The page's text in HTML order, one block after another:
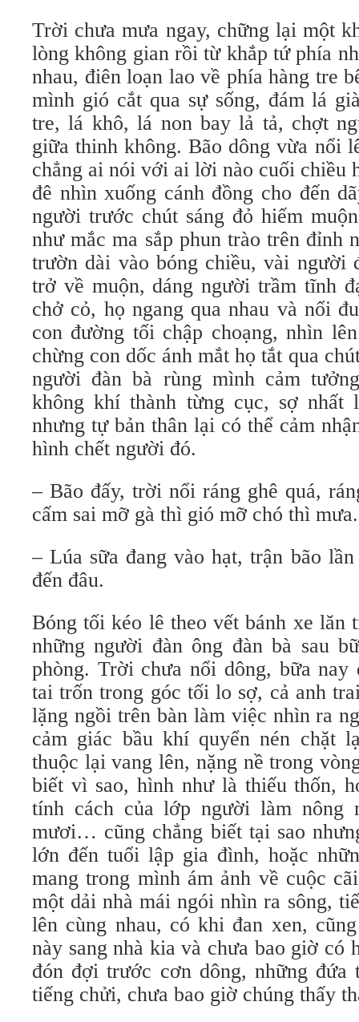
Trời chưa mưa ngay, chững lại một
lòng không gian rồi từ khắp tứ phía
nhau, điên loạn lao về phía hàng tre
mình gió cắt qua sự sống, đám lá
tre, lá khô, lá non bay lả tả, chợt
giữa thinh không. Bão dông vừa nổi
chẳng ai nói với ai lời nào cuối chiều
đê nhìn xuống cánh đồng cho đến
người trước chút sáng đỏ hiếm
như mắc ma sắp phun trào trên đỉnh
trườn dài vào bóng chiều, vài người
trở về muộn, dáng người trầm tĩnh
chở cỏ, họ ngang qua nhau và nối
con đường tối chập choạng, nhìn
chừng con dốc ánh mắt họ tắt qua
người đàn bà rùng mình cảm
không khí thành từng cục, sợ
nhưng tự bản thân lại có thể cảm
hình chết người đó.
– Bão đấy, trời nổi ráng ghê quá,
cấm sai mỡ gà thì gió mỡ chó thì mưa.
– Lúa sữa đang vào hạt, trận bão
đến đâu.
Bóng tối kéo lê theo vết bánh xe lăn
những người đàn ông đàn bà sau
phòng. Trời chưa nổi dông, bữa
tai trốn trong góc tối lo sợ, cả anh
lặng ngồi trên bàn làm việc nhìn ra
cảm giác bầu khí quyển nén chặt
thuộc lại vang lên, nặng nề trong
biết vì sao, hình như là thiếu thốn,
tính cách của lớp người làm nông
mươi… cũng chẳng biết tại sao
lớn đến tuổi lập gia đình, hoặc
mang trong mình ám ảnh về cuộc
một dải nhà mái ngói nhìn ra sông,
lên cùng nhau, có khi đan xen,
này sang nhà kia và chưa bao giờ có
đón đợi trước cơn dông, những đứa
tiếng chửi, chưa bao giờ chúng thấy